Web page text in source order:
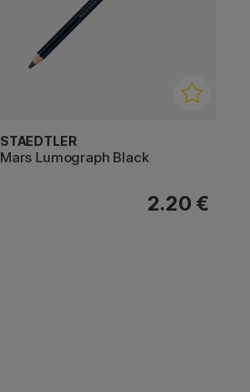
STAEDTLER
Mars Lumograph Black
2.20 €